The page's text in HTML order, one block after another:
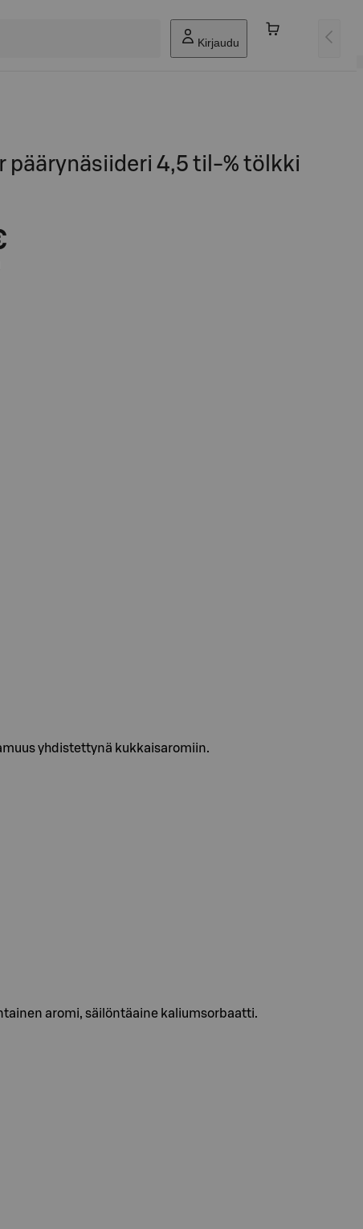
Kirjaudu
päärynäsiideri 4,5 til-% tölkki
yhdistettynä kukkaisaromiin.
aromi, säilöntäaine kaliumsorbaatti.